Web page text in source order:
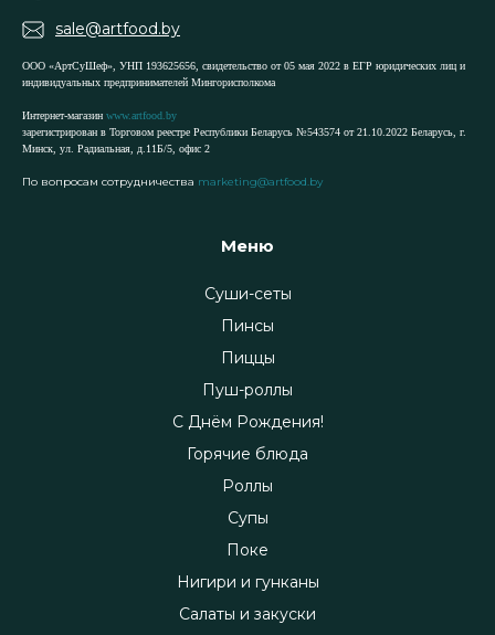
sale@artfood.by
ООО «АртСуШеф», УНП 193625656, свидетельство от 05 мая 2022 в ЕГР юридических лиц и
индивидуальных предпринимателей Мингорисполкома
Интернет-магазин www.artfood.by
зарегистрирован в Торговом реестре Республики Беларусь №543574 от 21.10.2022 Беларусь, г.
Минск, ул. Радиальная, д.11Б/5, офис 2
По вопросам сотрудничества marketing@artfood.by
Меню
Суши-сеты
Пинсы
Пиццы
Пуш-роллы
С Днём Рождения!
Горячие блюда
Роллы
Супы
Поке
Нигири и гунканы
Салаты и закуски